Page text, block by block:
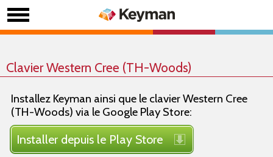
Clavier Western Cree (TH-Woods)
Installez Keyman ainsi que le clavier Western Cree
(TH-Woods) via le Google Play Store:
Installer depuis le Play Store